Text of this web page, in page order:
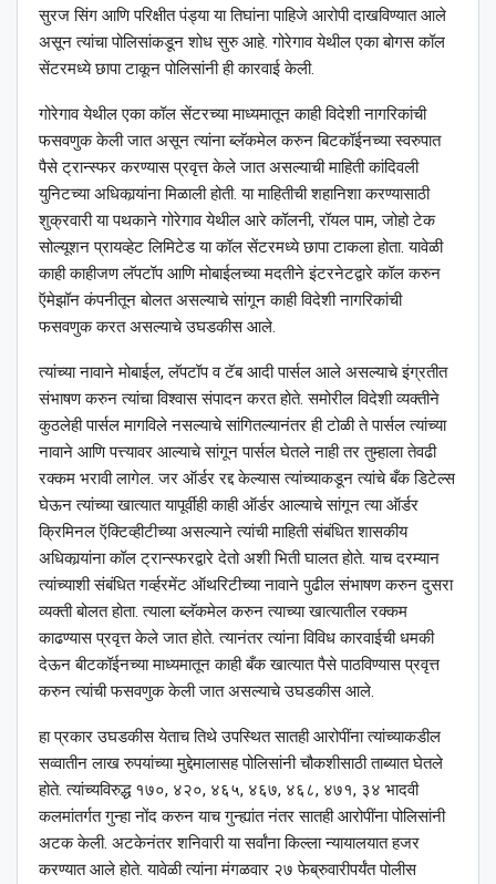
सुरज सिंग आणि परिक्षीत पंड्या या तिघांना पाहिजे आरोपी दाखविण्यात आले
असून त्यांचा पोलिसांकडून शोध सुरु आहे. गोरेगाव येथील एका बोगस कॉल
सेंटरमध्ये छापा टाकून पोलिसांनी ही कारवाई केली.
गोरेगाव येथील एका कॉल सेंटरच्या माध्यमातून काही विदेशी नागरिकांची
फसवणुक केली जात असून त्यांना ब्लॅकमेल करुन बिटकॉईनच्या स्वरुपात
पैसे ट्रान्स्फर करण्यास प्रवृत्त केले जात असल्याची माहिती कांदिवली
युनिटच्या अधिकार्‍यांना मिळाली होती. या माहितीची शहानिशा करण्यासाठी
शुक्रवारी या पथकाने गोरेगाव येथील आरे कॉलनी, रॉयल पाम, जोहो टेक
सोल्यूशन प्रायव्हेट लिमिटेड या कॉल सेंटरमध्ये छापा टाकला होता. यावेळी
काही काहीजण लॅपटॉप आणि मोबाईलच्या मदतीने इंटरनेटद्वारे कॉल करुन
ऍमेझॉन कंपनीतून बोलत असल्याचे सांगून काही विदेशी नागरिकांची
फसवणुक करत असल्याचे उघडकीस आले.
त्यांच्या नावाने मोबाईल, लॅपटॉप व टॅब आदी पार्सल आले असल्याचे इंग्रतीत
संभाषण करुन त्यांचा विश्‍वास संपादन करत होते. समोरील विदेशी व्यक्तीने
कुठलेही पार्सल मागविले नसल्याचे सांगितल्यानंतर ही टोळी ते पार्सल त्यांच्या
नावाने आणि पत्त्यावर आल्याचे सांगून पार्सल घेतले नाही तर तुम्हाला तेवढी
रक्कम भरावी लागेल. जर ऑर्डर रद्द केल्यास त्यांच्याकडून त्यांचे बँक डिटेल्स
घेऊन त्यांच्या खात्यात यापूर्वीही काही ऑर्डर आल्याचे सांगून त्या ऑर्डर
क्रिमिनल ऍक्टिव्हीटीच्या असल्याने त्यांची माहिती संबंधित शासकीय
अधिकार्‍यांना कॉल ट्रान्स्फरद्वारे देतो अशी भिती घालत होते. याच दरम्यान
त्यांच्याशी संबंधित गर्व्हरमेंट ऑथरिटीच्या नावाने पुढील संभाषण करुन दुसरा
व्यक्ती बोलत होता. त्याला ब्लॅकमेल करुन त्याच्या खात्यातील रक्कम
काढण्यास प्रवृत्त केले जात होते. त्यानंतर त्यांना विविध कारवाईची धमकी
देऊन बीटकॉईनच्या माध्यमातून काही बँक खात्यात पैसे पाठविण्यास प्रवृत्त
करुन त्यांची फसवणुक केली जात असल्याचे उघडकीस आले.
हा प्रकार उघडकीस येताच तिथे उपस्थित सातही आरोपींना त्यांच्याकडील
सव्वातीन लाख रुपयांच्या मुद्देमालासह पोलिसांनी चौकशीसाठी ताब्यात घेतले
होते. त्यांच्यविरुद्ध १७०, ४२०, ४६५, ४६७, ४६८, ४७१, ३४ भादवी
कलमांतर्गत गुन्हा नोंद करुन याच गुन्ह्यांत नंतर सातही आरोपींना पोलिसांनी
अटक केली. अटकेनंतर शनिवारी या सर्वांना किल्ला न्यायालयात हजर
करण्यात आले होते. यावेळी त्यांना मंगळवार २७ फेब्रुवारीपर्यंत पोलीस